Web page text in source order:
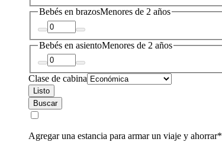
Bebés en brazosMenores de 2 años
Bebés en asientoMenores de 2 años
Clase de cabina
Listo
Buscar
Agregar una estancia para armar un viaje y ahorrar*